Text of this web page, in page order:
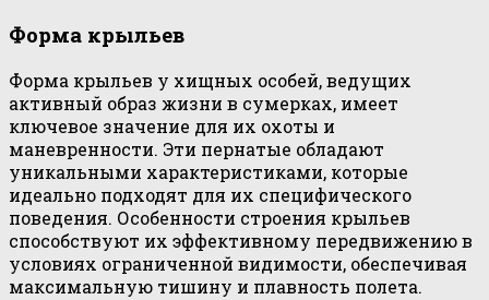
Форма крыльев
Форма крыльев у хищных особей, ведущих
активный образ жизни в сумерках, имеет
ключевое значение для их охоты и
маневренности. Эти пернатые обладают
уникальными характеристиками, которые
идеально подходят для их специфического
поведения. Особенности строения крыльев
способствуют их эффективному передвижению в
условиях ограниченной видимости, обеспечивая
максимальную тишину и плавность полета.